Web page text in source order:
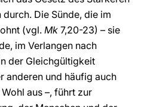
Die Sünde, die im
(vgl. Mk 7,20-23) – sie
im Verlangen nach
der Gleichgültigkeit
anderen und häufig auch
aus –, führt zur